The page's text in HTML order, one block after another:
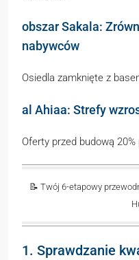
obszar Sakala:
nabywców
Osiedla zamknięte z
al Ahiaa: Strefy
Oferty przed budową
📝 Twój 6-etapowy
1. Sprawdzanie